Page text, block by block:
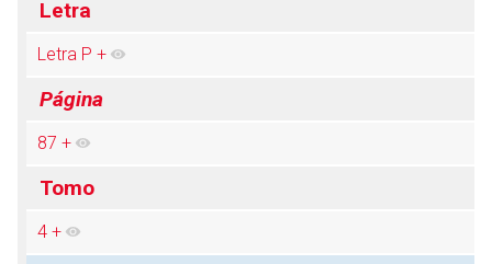
Letra
Letra P +
Página
87 +
Tomo
4 +